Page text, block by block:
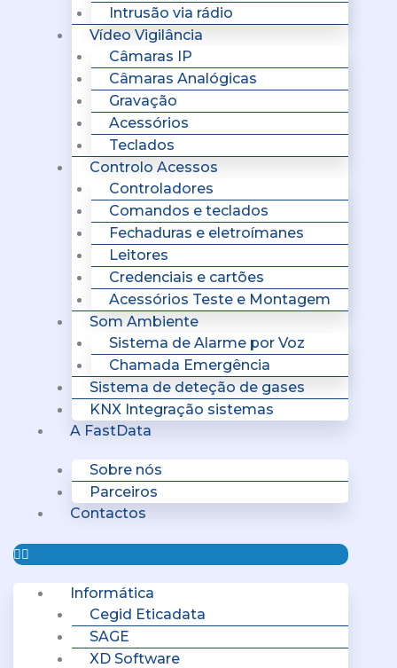
Intrusão via rádio
Vídeo Vigilância
Câmaras IP
Câmaras Analógicas
Gravação
Acessórios
Teclados
Controlo Acessos
Controladores
Comandos e teclados
Fechaduras e eletroímanes
Leitores
Credenciais e cartões
Acessórios Teste e Montagem
Som Ambiente
Sistema de Alarme por Voz
Chamada Emergência
Sistema de deteção de gases
KNX Integração sistemas
A FastData
Sobre nós
Parceiros
Contactos
Informática
Cegid Eticadata
SAGE
XD Software